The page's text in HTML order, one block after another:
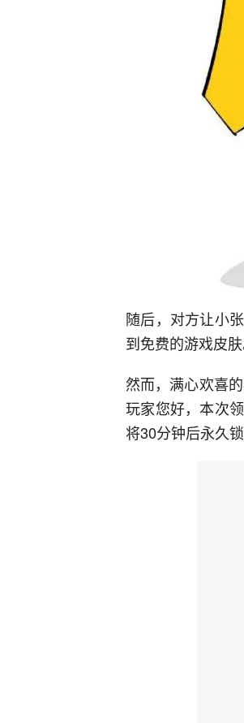
随后，对方让小
到免费的游戏皮肤
然而，满心欢喜
玩家您好，本次
将30分钟后永久